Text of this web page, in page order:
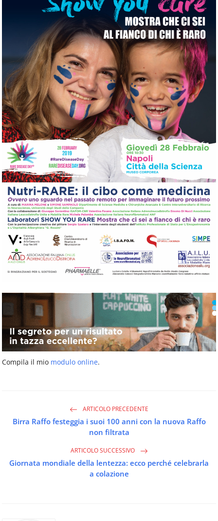
Compila il mio modulo online.
ARTICOLO PRECEDENTE
Birra Raffo festeggia i suoi 100 anni con la nuova Raffo
non filtrata
ARTICOLO SUCCESSIVO
Giornata mondiale della lentezza: ecco perché celebrarla
a colazione